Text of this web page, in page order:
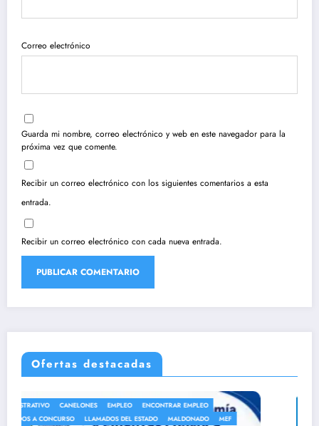
Correo electrónico
Guarda mi nombre, correo electrónico y web en este navegador para la
próxima vez que comente.
Recibir un correo electrónico con los siguientes comentarios a esta
entrada.
Recibir un correo electrónico con cada nueva entrada.
Ofertas destacadas
ANEP AUXILIAR DE LIMPIEZA
AUXILIAR DE SERVICIO
AUXILIARES DE SERVICIO
EMPLEO
ENCONTRAR EMPLEO